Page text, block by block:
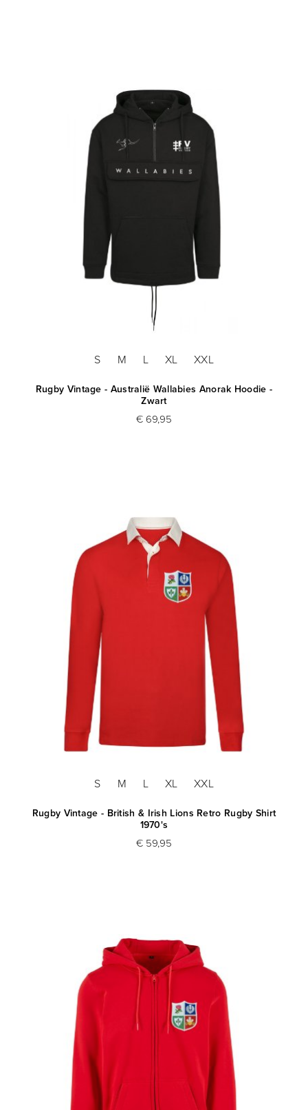
S M L XL XXL
Rugby Vintage - Australië Wallabies Anorak Hoodie -
Zwart
€ 69,95
S M L XL XXL
Rugby Vintage - British & Irish Lions Retro Rugby Shirt
1970's
€ 59,95